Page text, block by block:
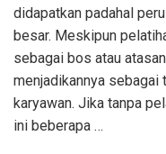
didapatkan padahal
besar. Meskipun
sebagai bos atau
menjadikannya sebagai
karyawan. Jika tanpa
ini beberapa …